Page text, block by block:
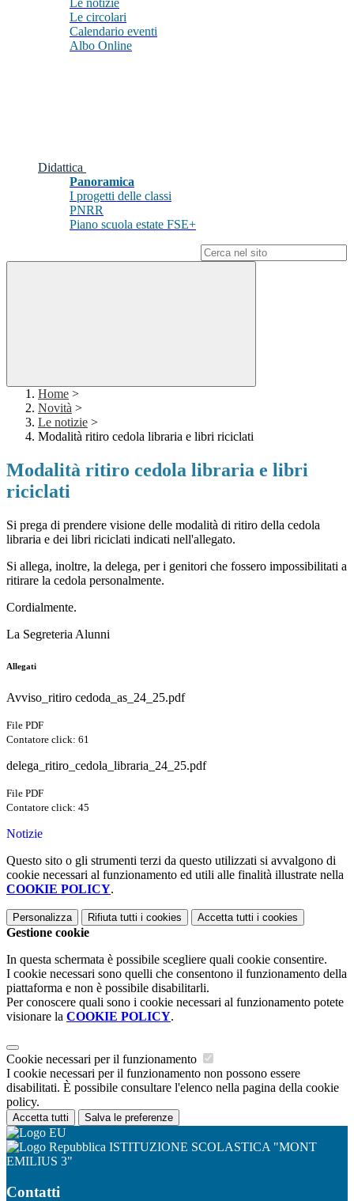
Le notizie
Le circolari
Calendario eventi
Albo Online
Didattica
Panoramica
I progetti delle classi
PNRR
Piano scuola estate FSE+
Home >
Novità >
Le notizie >
Modalità ritiro cedola libraria e libri riciclati
Modalità ritiro cedola libraria e libri
riciclati
Si prega di prendere visione delle modalità di ritiro della cedola
libraria e dei libri riciclati indicati nell'allegato.
Si allega, inoltre, la delega, per i genitori che fossero impossibilitati a
ritirare la cedola personalmente.
Cordialmente.
La Segreteria Alunni
Allegati
Avviso_ritiro cedoda_as_24_25.pdf
File PDF
Contatore click: 61
delega_ritiro_cedola_libraria_24_25.pdf
File PDF
Contatore click: 45
Notizie
Questo sito o gli strumenti terzi da questo utilizzati si avvalgono di
cookie necessari al funzionamento ed utili alle finalità illustrate nella
COOKIE POLICY.
Personalizza Rifiuta tutti i cookies Accetta tutti i cookies
Gestione cookie
In questa schermata è possibile scegliere quali cookie consentire.
I cookie necessari sono quelli che consentono il funzionamento della
piattaforma e non è possibile disabilitarli.
Per conoscere quali sono i cookie necessari al funzionamento potete
visionare la COOKIE POLICY.
Cookie necessari per il funzionamento
I cookie necessari per il funzionamento non possono essere
disabilitati. È possibile consultare l'elenco nella pagina della cookie
policy.
Accetta tutti Salva le preferenze
ISTITUZIONE SCOLASTICA "MONT
EMILIUS 3"
Contatti